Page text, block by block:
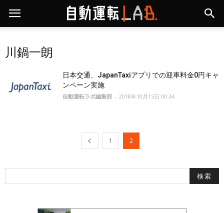
川鍋一朗
日本交通、JapanTaxiアプリでの迎車料金0円キャ
ンペーン実施
自動運転ラボ編集部 - 2018年10月15日 00:34
1 2